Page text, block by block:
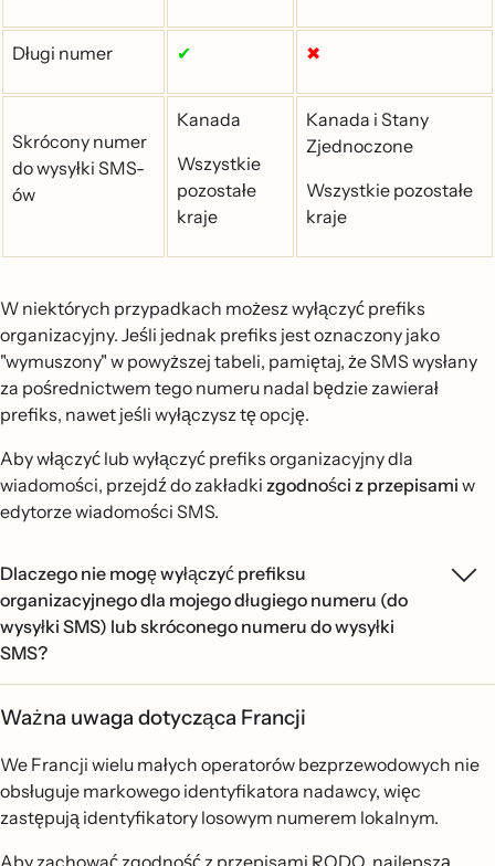
Długi numer ✔ ✖
Skrócony numer
do wysyłki SMS-
ów
Kanada
Wszystkie
pozostałe
kraje
Kanada i Stany
Zjednoczone
Wszystkie pozostałe
kraje
W niektórych przypadkach możesz wyłączyć prefiks
organizacyjny. Jeśli jednak prefiks jest oznaczony jako
"wymuszony" w powyższej tabeli, pamiętaj, że SMS wysłany
za pośrednictwem tego numeru nadal będzie zawierał
prefiks, nawet jeśli wyłączysz tę opcję.
Aby włączyć lub wyłączyć prefiks organizacyjny dla
wiadomości, przejdź do zakładki zgodności z przepisami w
edytorze wiadomości SMS.
Dlaczego nie mogę wyłączyć prefiksu
organizacyjnego dla mojego długiego numeru (do
wysyłki SMS) lub skróconego numeru do wysyłki
SMS?
Ważna uwaga dotycząca Francji
We Francji wielu małych operatorów bezprzewodowych nie
obsługuje markowego identyfikatora nadawcy, więc
zastępują identyfikatory losowym numerem lokalnym.